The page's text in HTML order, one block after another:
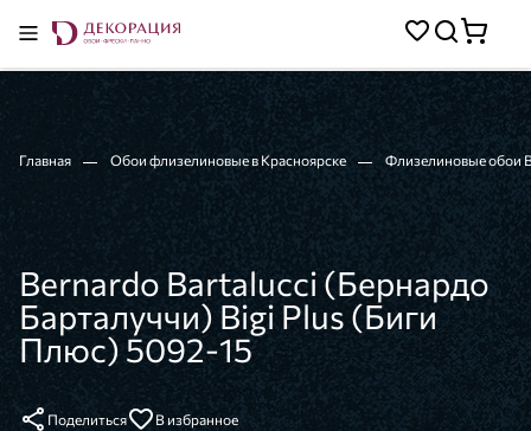
Главная Обои флизелиновые в Красноярске Флизелиновые обои
Bernardo Bartalucci (Бернардо
Барталуччи) Bigi Plus (Биги
Плюс) 5092-15
Поделиться В избранное